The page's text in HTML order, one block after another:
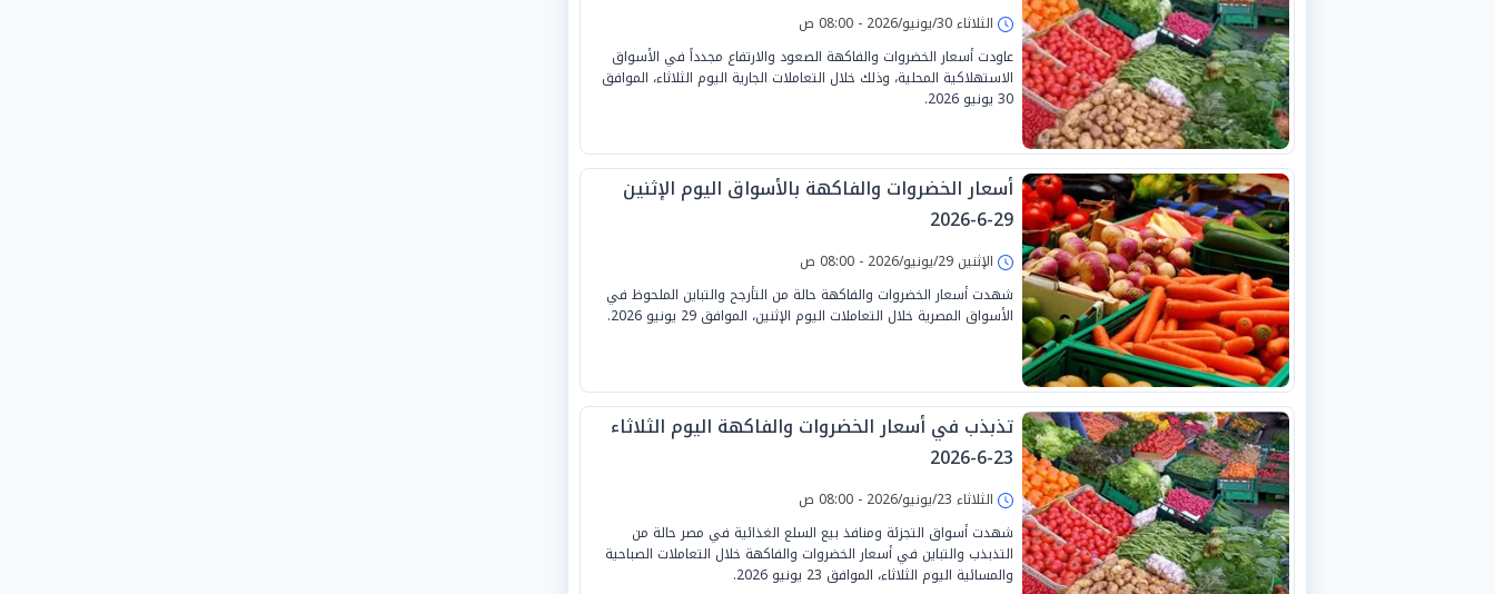
الثلاثاء 30/يونيو/2026 - 08:00 ص
عاودت أسعار الخضروات والفاكهة الصعود والارتفاع مجدداً في الأسواق
الاستهلاكية المحلية، وذلك خلال التعاملات الجارية اليوم الثلاثاء، الموافق
30 يونيو 2026.
أسعار الخضروات والفاكهة بالأسواق اليوم الإثنين
29-6-2026
الإثنين 29/يونيو/2026 - 08:00 ص
شهدت أسعار الخضروات والفاكهة حالة من التأرجح والتباين الملحوظ في
الأسواق المصرية خلال التعاملات اليوم الإثنين، الموافق 29 يونيو 2026.
تذبذب في أسعار الخضروات والفاكهة اليوم الثلاثاء
23-6-2026
الثلاثاء 23/يونيو/2026 - 08:00 ص
شهدت أسواق التجزئة ومنافذ بيع السلع الغذائية في مصر حالة من
التذبذب والتباين في أسعار الخضروات والفاكهة خلال التعاملات الصباحية
والمسائية اليوم الثلاثاء، الموافق 23 يونيو 2026.